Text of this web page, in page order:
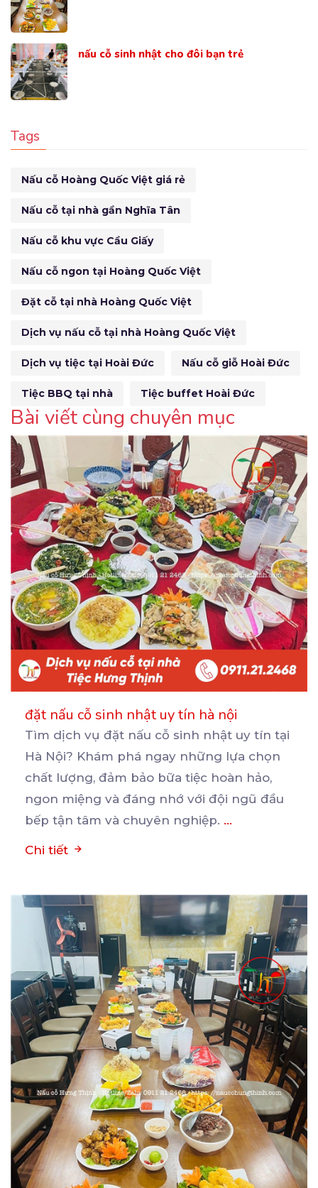
nấu cỗ sinh nhật cho đôi bạn trẻ
Tags
Nấu cỗ Hoàng Quốc Việt giá rẻ
Nấu cỗ tại nhà gần Nghĩa Tân
Nấu cỗ khu vực Cầu Giấy
Nấu cỗ ngon tại Hoàng Quốc Việt
Đặt cỗ tại nhà Hoàng Quốc Việt
Dịch vụ nấu cỗ tại nhà Hoàng Quốc Việt
Dịch vụ tiệc tại Hoài Đức Nấu cỗ giỗ Hoài Đức
Tiệc BBQ tại nhà Tiệc buffet Hoài Đức
Bài viết cùng chuyên mục
đặt nấu cỗ sinh nhật uy tín hà nội
Tìm dịch vụ đặt nấu cỗ sinh nhật uy tín tại
Hà Nội? Khám phá ngay những lựa chọn
chất lượng, đảm bảo bữa tiệc hoàn hảo,
ngon miệng và đáng nhớ với đội ngũ đầu
bếp tận tâm và chuyên nghiệp. ...
Chi tiết